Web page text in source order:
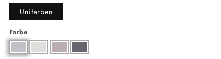
Unifarben
Farbe